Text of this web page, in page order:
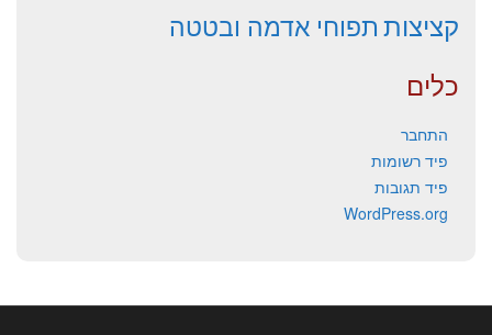
קציצותתפוחי אדמה ובטטה
כלים
התחבר
פיד רשומות
פיד תגובות
WordPress.org